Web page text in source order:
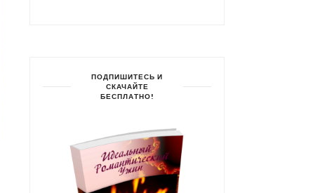
ПОДПИШИТЕСЬ И
СКАЧАЙТЕ
БЕСПЛАТНО!